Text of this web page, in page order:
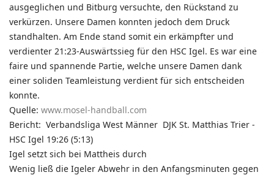
ausgeglichen und Bitburg versuchte, den Rückstand zu
verkürzen. Unsere Damen konnten jedoch dem Druck
standhalten. Am Ende stand somit ein erkämpfter und
verdienter 21:23-Auswärtssieg für den HSC Igel. Es war eine
faire und spannende Partie, welche unsere Damen dank
einer soliden Teamleistung verdient für sich entscheiden
konnte.
Quelle: www.mosel-handball.com
Bericht: Verbandsliga West Männer DJK St. Matthias Trier -
HSC Igel 19:26 (5:13)
Igel setzt sich bei Mattheis durch
Wenig ließ die Igeler Abwehr in den Anfangsminuten gegen